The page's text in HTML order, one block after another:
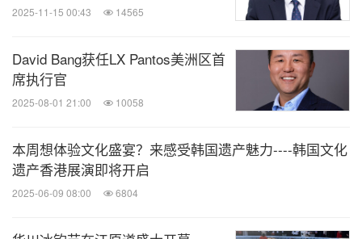
2025-11-15 00:43 14565
David Bang获任LX Pantos美洲区首
席执行官
2025-08-01 21:00 10058
本周想体验文化盛宴？来感受韩国遗产魅力----韩国文化
遗产香港展演即将开启
2025-06-09 08:00 6804